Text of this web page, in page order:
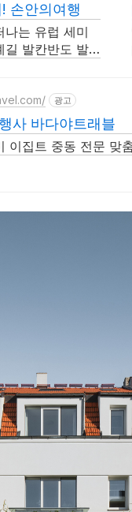
손안의여행
나는 유럽 세미
길 발칸반도 발
미팩제공광고
사 바다야트래블
이집트 중동 전문 맞